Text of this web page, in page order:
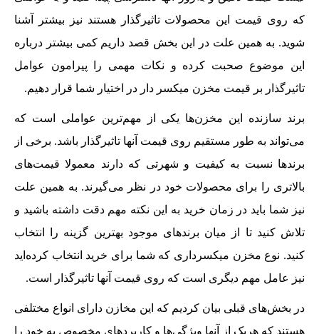
که روی قیمت این محصولات تاثیرگذار هستند نیز بیشتر آشنا
شوید. به همین علت در این بخش قصد داریم کمی بیشتر درباره
این موضوع صحبت کرده و نکات مهمی را پیرامون عوامل
تاثیرگذار بر قیمت مخزن میکسر دار در اختیار شما قرار دهیم.
برند سازنده این مخزن‌ها یکی از مهم‌ترین عواملی است که
می‌تواند به طور مستقیم روی قیمت آنها تاثیرگذار باشد. برخی از
برندها نسبت به کیفیت و شهرتی که دارند معمولا قیمت‌های
بالاتری را برای محصولات خود در نظر می‌گیرند. به همین علت
نیز شما باید در زمان خرید به این نکته مهم دقت داشته باشید و
تلاش کنید تا از میان برندهای موجود بهترین گزینه را انتخاب
کنید. نوع مخزن میکسرداری که شما برای خرید انتخاب کرده‌اید
نیز عامل مهم دیگری است که روی قیمت آنها تاثیرگذار است.
در بخش‌های قبلی بیان کردیم که این مخازن دارای انواع مختلفی
هستند که هریک از آنها ویژگی‌ها و کاربردهای مخصوص به خود را